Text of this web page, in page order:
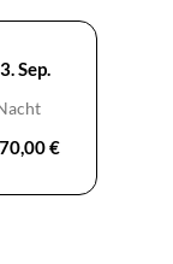
mit einem
Sep.
€